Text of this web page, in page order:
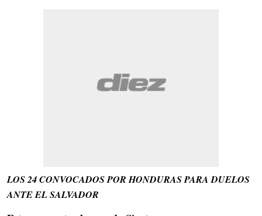
LOS 24 CONVOCADOS POR HONDURAS PARA DUELOS
ANTE EL SALVADOR